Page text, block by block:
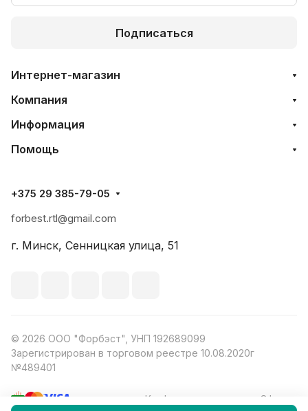
Подписаться
Интернет-магазин
Компания
Информация
Помощь
+375 29 385-79-05
forbest.rtl@gmail.com
г. Минск, Сенницкая улица, 51
© 2026 ООО "Форбэст", УНП 192689099
Зарегистрирован в торговом реестре 10.08.2020г
№489401
Конфиденциальность Оферта